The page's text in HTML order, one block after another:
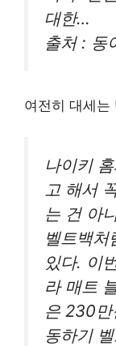
대한…
출처 : 동
여전히 대세는
나이키
고 해서
는 건 아
벨트백처
있다. 이
라 매트
은 230만
동하기